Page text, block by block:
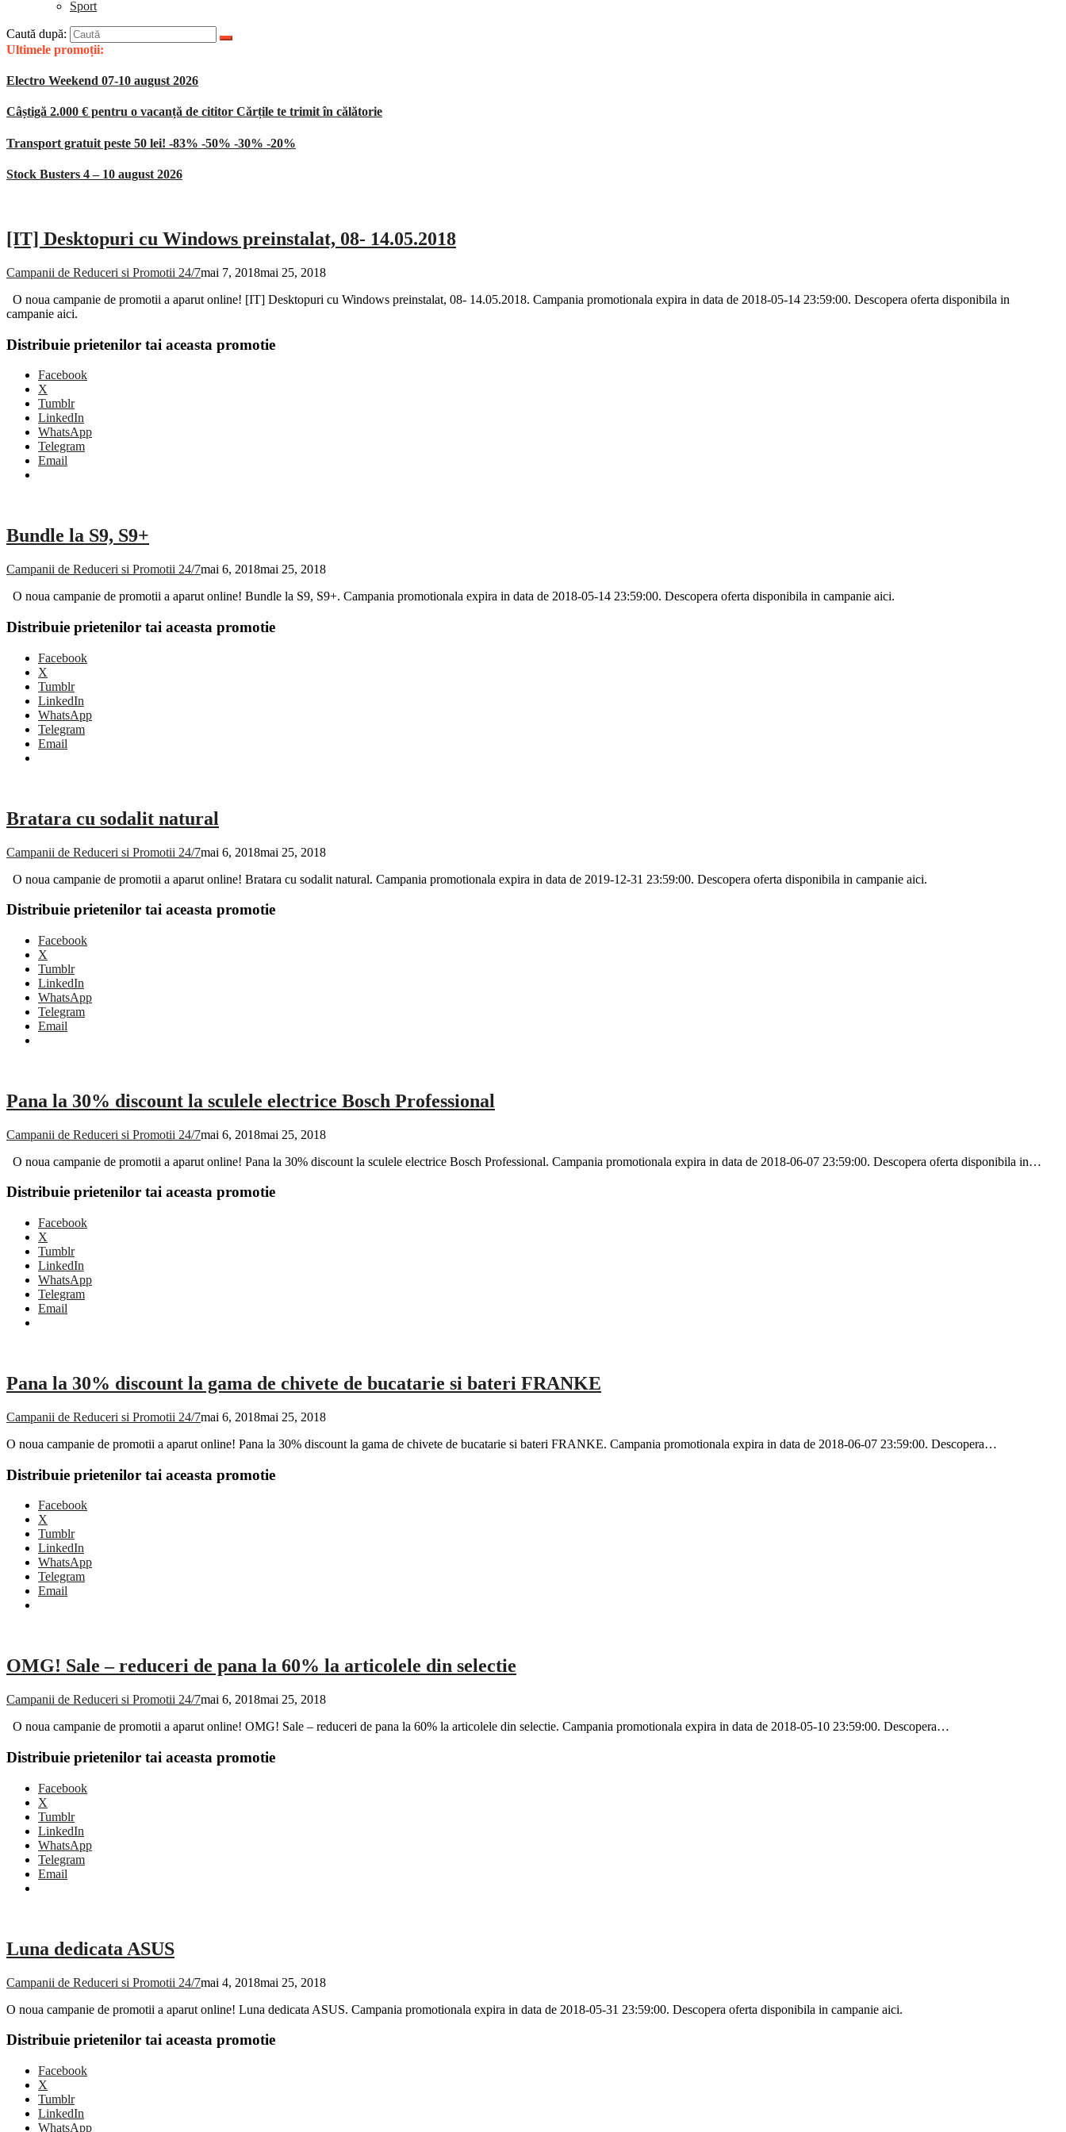
Sport
Caută după:
Ultimele promoții:
Electro Weekend 07-10 august 2026
Câștigă 2.000 € pentru o vacanță de cititor Cărțile te trimit în călătorie
Transport gratuit peste 50 lei! -83% -50% -30% -20%
Stock Busters 4 – 10 august 2026
[IT] Desktopuri cu Windows preinstalat, 08- 14.05.2018
Campanii de Reduceri si Promotii 24/7mai 7, 2018mai 25, 2018
O noua campanie de promotii a aparut online! [IT] Desktopuri cu Windows preinstalat, 08- 14.05.2018. Campania promotionala expira in data de 2018-05-14 23:59:00. Descopera oferta disponibila in
campanie aici.
Distribuie prietenilor tai aceasta promotie
Facebook
X
Tumblr
LinkedIn
WhatsApp
Telegram
Email
Bundle la S9, S9+
Campanii de Reduceri si Promotii 24/7mai 6, 2018mai 25, 2018
O noua campanie de promotii a aparut online! Bundle la S9, S9+. Campania promotionala expira in data de 2018-05-14 23:59:00. Descopera oferta disponibila in campanie aici.
Distribuie prietenilor tai aceasta promotie
Facebook
X
Tumblr
LinkedIn
WhatsApp
Telegram
Email
Bratara cu sodalit natural
Campanii de Reduceri si Promotii 24/7mai 6, 2018mai 25, 2018
O noua campanie de promotii a aparut online! Bratara cu sodalit natural. Campania promotionala expira in data de 2019-12-31 23:59:00. Descopera oferta disponibila in campanie aici.
Distribuie prietenilor tai aceasta promotie
Facebook
X
Tumblr
LinkedIn
WhatsApp
Telegram
Email
Pana la 30% discount la sculele electrice Bosch Professional
Campanii de Reduceri si Promotii 24/7mai 6, 2018mai 25, 2018
O noua campanie de promotii a aparut online! Pana la 30% discount la sculele electrice Bosch Professional. Campania promotionala expira in data de 2018-06-07 23:59:00. Descopera oferta disponibila in…
Distribuie prietenilor tai aceasta promotie
Facebook
X
Tumblr
LinkedIn
WhatsApp
Telegram
Email
Pana la 30% discount la gama de chivete de bucatarie si bateri FRANKE
Campanii de Reduceri si Promotii 24/7mai 6, 2018mai 25, 2018
O noua campanie de promotii a aparut online! Pana la 30% discount la gama de chivete de bucatarie si bateri FRANKE. Campania promotionala expira in data de 2018-06-07 23:59:00. Descopera…
Distribuie prietenilor tai aceasta promotie
Facebook
X
Tumblr
LinkedIn
WhatsApp
Telegram
Email
OMG! Sale – reduceri de pana la 60% la articolele din selectie
Campanii de Reduceri si Promotii 24/7mai 6, 2018mai 25, 2018
O noua campanie de promotii a aparut online! OMG! Sale – reduceri de pana la 60% la articolele din selectie. Campania promotionala expira in data de 2018-05-10 23:59:00. Descopera…
Distribuie prietenilor tai aceasta promotie
Facebook
X
Tumblr
LinkedIn
WhatsApp
Telegram
Email
Luna dedicata ASUS
Campanii de Reduceri si Promotii 24/7mai 4, 2018mai 25, 2018
O noua campanie de promotii a aparut online! Luna dedicata ASUS. Campania promotionala expira in data de 2018-05-31 23:59:00. Descopera oferta disponibila in campanie aici.
Distribuie prietenilor tai aceasta promotie
Facebook
X
Tumblr
LinkedIn
WhatsApp